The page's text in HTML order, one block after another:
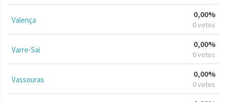
Valença
0,00%
0 votos
Varre-Sai
0,00%
0 votos
Vassouras
0,00%
0 votos